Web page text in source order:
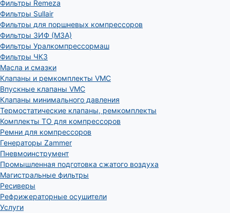
Фильтры Remeza
Фильтры Sullair
Фильтры для поршневых компрессоров
Фильтры ЗИФ (МЗА)
Фильтры Уралкомпрессормаш
Фильтры ЧКЗ
Масла и смазки
Клапаны и ремкомплекты VMC
Впускные клапаны VMC
Клапаны минимального давления
Термостатические клапаны, ремкомплекты
Комплекты ТО для компрессоров
Ремни для компрессоров
Генераторы Zammer
Пневмоинструмент
Промышленная подготовка сжатого воздуха
Магистральные фильтры
Ресиверы
Рефрижераторные осушители
Услуги